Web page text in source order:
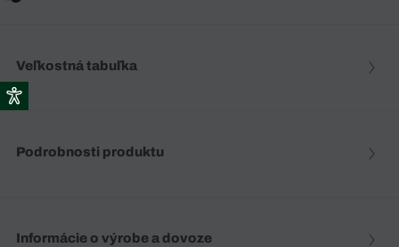
Veľkostná tabuľka
Podrobnosti produktu
Informácie o výrobe a dovoze